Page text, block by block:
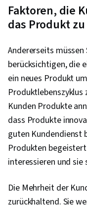
Faktoren, die
das Produkt
Andererseits müssen
berücksichtigen, die
ein neues Produkt
Kunden Produkte
dass Produkte
guten Kundendienst
Produkten
interessieren und sie
Die Mehrheit der
zurückhaltend. Sie